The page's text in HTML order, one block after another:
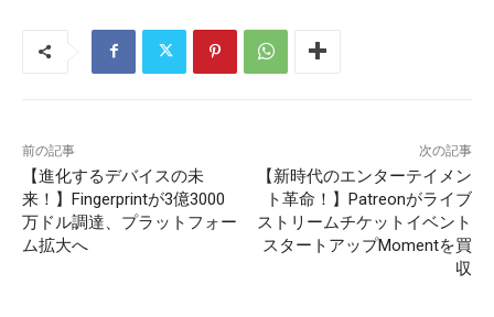
前の記事
【進化するデバイスの未
来！】Fingerprintが3億3000
万ドル調達、プラットフォー
ム拡大へ
次の記事
【新時代のエンターテイメン
ト革命！】Patreonがライブ
ストリームチケットイベント
スタートアップMomentを買
収